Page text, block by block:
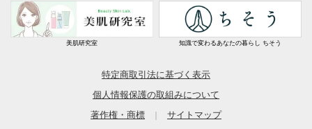
美肌研究室 知識で変わるあなたの暮らし ちそう
特定商取引法に基づく表示
個人情報保護の取組みについて
著作権・商標
サイトマップ